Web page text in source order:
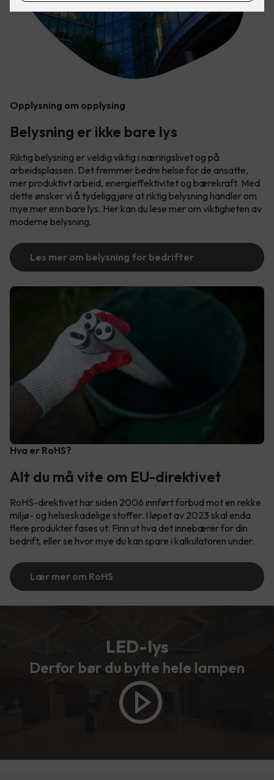
Opplysning om opplysing
Belysning er ikke bare lys
Riktig belysning er veldig viktig i næringslivet og på
arbeidsplassen. Det fremmer bedre helse for de ansatte,
mer produktivt arbeid, energieffektivitet og bærekraft. Med
dette ønsker vi å tydeliggjøre at riktig belysning handler om
mye mer enn bare lys. Her kan du lese mer om viktigheten av
moderne belysning.
Les mer om belysning for bedrifter
Hva er RoHS?
Alt du må vite om EU-direktivet
RoHS-direktivet har siden 2006 innført forbud mot en rekke
miljø- og helseskadelige stoffer. I løpet av 2023 skal enda
flere produkter fases ut. Finn ut hva det innebærer for din
bedrift, eller se hvor mye du kan spare i kalkulatoren under.
Lær mer om RoHS
LED-lys
Derfor bør du bytte hele lampen